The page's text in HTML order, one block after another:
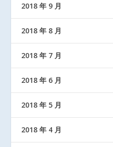
2018 年 9 月
2018 年 8 月
2018 年 7 月
2018 年 6 月
2018 年 5 月
2018 年 4 月